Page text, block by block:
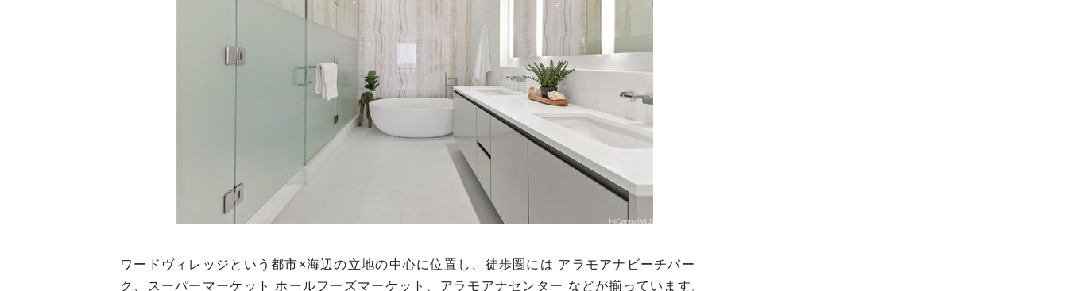
ワードヴィレッジという都市×海辺の立地の中心に位置し、徒歩圏には アラモアナビーチパー
ク、スーパーマーケット ホールフーズマーケット、アラモアナセンター などが揃っています。